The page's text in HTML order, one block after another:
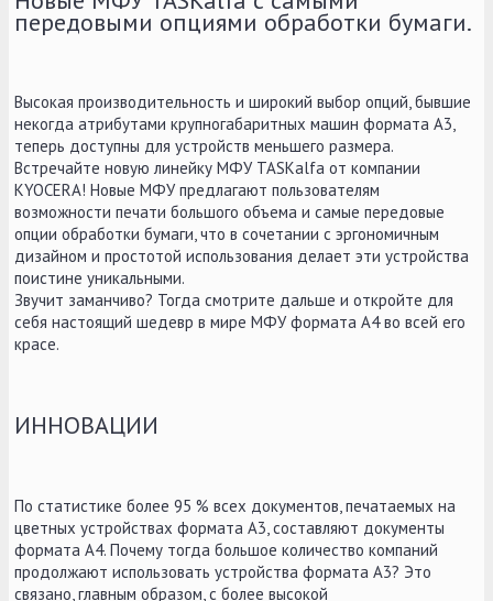
передовыми опциями обработки бумаги.
Высокая производительность и широкий выбор опций, бывшие
некогда атрибутами крупногабаритных машин формата А3,
теперь доступны для устройств меньшего размера.
Встречайте новую линейку МФУ TASKalfa от компании
KYOCERA! Новые МФУ предлагают пользователям
возможности печати большого объема и самые передовые
опции обработки бумаги, что в сочетании с эргономичным
дизайном и простотой использования делает эти устройства
поистине уникальными.
Звучит заманчиво? Тогда смотрите дальше и откройте для
себя настоящий шедевр в мире МФУ формата A4 во всей его
красе.
ИННОВАЦИИ
По статистике более 95 % всех документов, печатаемых на
цветных устройствах формата А3, составляют документы
формата А4. Почему тогда большое количество компаний
продолжают использовать устройства формата А3? Это
связано, главным образом, с более высокой